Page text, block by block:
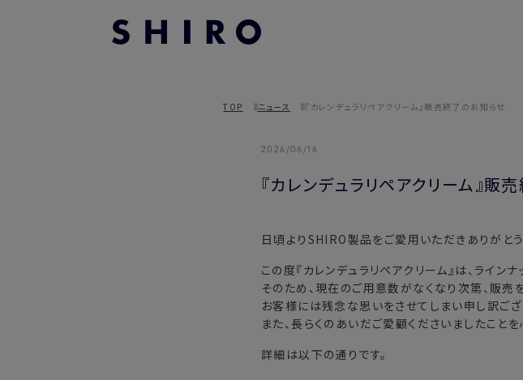
TOP ニュース 『カレンデュラリペアクリーム』販売終了のお知らせ
2026/06/16
『カレンデュラリペアクリーム』販
日頃よりSHIRO製品をご愛用いただきありがとう
この度『カレンデュラリペアクリーム』は、ライン
そのため、現在のご用意数がなくなり次第、販売
お客様には残念な思いをさせてしまい申し訳ござ
また、長らくのあいだご愛顧くださいましたこと
詳細は以下の通りです。